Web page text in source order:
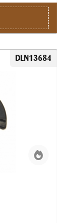
DLN13684